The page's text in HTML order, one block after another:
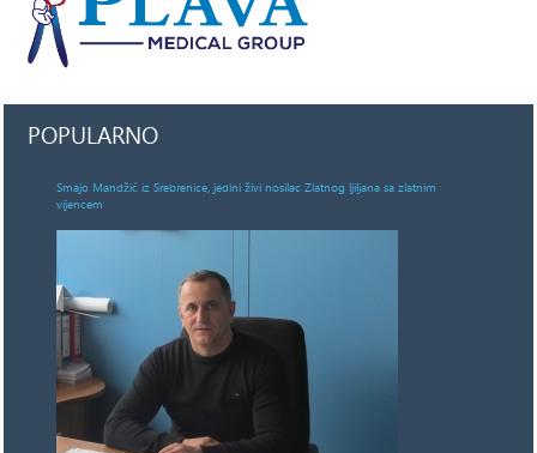
POPULARNO
Smajo Mandžić iz Srebrenice, jedini živi nosilac Zlatnog ljiljana sa zlatnim
vijencem